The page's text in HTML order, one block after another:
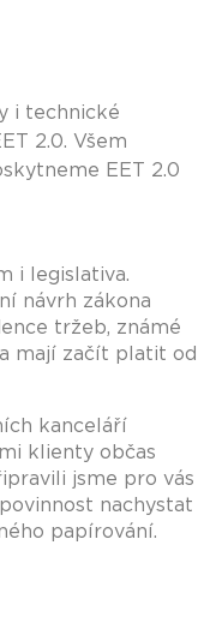
i technické
2.0. Všem
EET 2.0
i legislativa.
návrh zákona
tržeb, známé
mají začít platit od
kanceláří
klienty občas
jsme pro vás
nachystat
papírování.